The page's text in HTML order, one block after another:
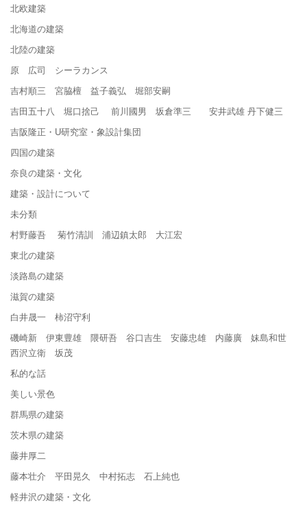
北欧建築
北海道の建築
北陸の建築
原 広司 シーラカンス
吉村順三 宮脇檀 益子義弘 堀部安嗣
吉田五十八 堀口捨己 前川國男 坂倉準三 安井武雄 丹下健三
吉阪隆正・U研究室・象設計集団
四国の建築
奈良の建築・文化
建築・設計について
未分類
村野藤吾 菊竹清訓 浦辺鎮太郎 大江宏
東北の建築
淡路島の建築
滋賀の建築
白井晟一 柿沼守利
磯崎新 伊東豊雄 隈研吾 谷口吉生 安藤忠雄 内藤廣 妹島和世
西沢立衛 坂茂
私的な話
美しい景色
群馬県の建築
茨木県の建築
藤井厚二
藤本壮介 平田晃久 中村拓志 石上純也
軽井沢の建築・文化